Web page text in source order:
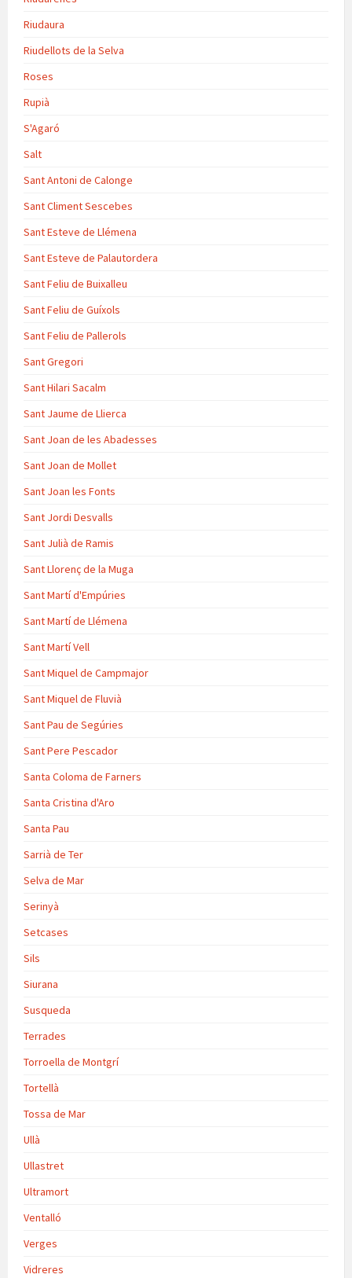
Riudaura
Riudellots de la Selva
Roses
Rupià
S'Agaró
Salt
Sant Antoni de Calonge
Sant Climent Sescebes
Sant Esteve de Llémena
Sant Esteve de Palautordera
Sant Feliu de Buixalleu
Sant Feliu de Guíxols
Sant Feliu de Pallerols
Sant Gregori
Sant Hilari Sacalm
Sant Jaume de Llierca
Sant Joan de les Abadesses
Sant Joan de Mollet
Sant Joan les Fonts
Sant Jordi Desvalls
Sant Julià de Ramis
Sant Llorenç de la Muga
Sant Martí d'Empúries
Sant Martí de Llémena
Sant Martí Vell
Sant Miquel de Campmajor
Sant Miquel de Fluvià
Sant Pau de Segúries
Sant Pere Pescador
Santa Coloma de Farners
Santa Cristina d'Aro
Santa Pau
Sarrià de Ter
Selva de Mar
Serinyà
Setcases
Sils
Siurana
Susqueda
Terrades
Torroella de Montgrí
Tortellà
Tossa de Mar
Ullà
Ullastret
Ultramort
Ventalló
Verges
Vidreres